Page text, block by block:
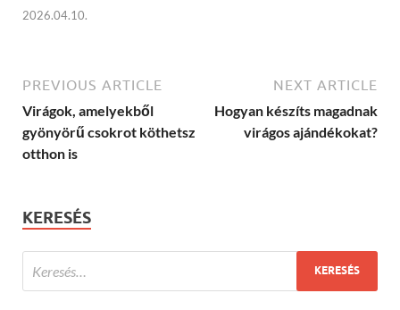
2026.04.10.
PREVIOUS ARTICLE
Virágok, amelyekből
gyönyörű csokrot köthetsz
otthon is
NEXT ARTICLE
Hogyan készíts magadnak
virágos ajándékokat?
KERESÉS